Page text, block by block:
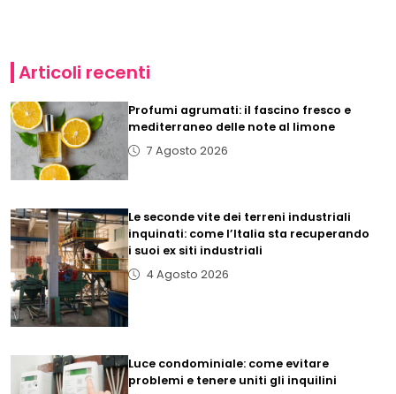
Articoli recenti
Profumi agrumati: il fascino fresco e
mediterraneo delle note al limone
7 Agosto 2026
Le seconde vite dei terreni industriali
inquinati: come l’Italia sta recuperando
i suoi ex siti industriali
4 Agosto 2026
Luce condominiale: come evitare
problemi e tenere uniti gli inquilini